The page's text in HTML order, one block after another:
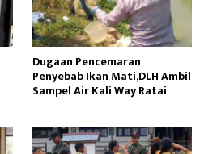
Dugaan Pencemaran
Penyebab Ikan Mati,DLH Ambil
Sampel Air Kali Way Ratai